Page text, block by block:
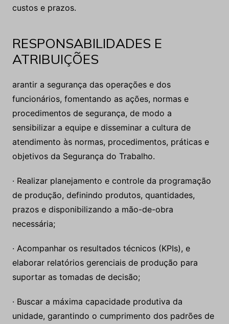
custos e prazos.
RESPONSABILIDADES E
ATRIBUIÇÕES
arantir a segurança das operações e dos
funcionários, fomentando as ações, normas e
procedimentos de segurança, de modo a
sensibilizar a equipe e disseminar a cultura de
atendimento às normas, procedimentos, práticas e
objetivos da Segurança do Trabalho.
· Realizar planejamento e controle da programação
de produção, definindo produtos, quantidades,
prazos e disponibilizando a mão-de-obra
necessária;
· Acompanhar os resultados técnicos (KPIs), e
elaborar relatórios gerenciais de produção para
suportar as tomadas de decisão;
· Buscar a máxima capacidade produtiva da
unidade, garantindo o cumprimento dos padrões de